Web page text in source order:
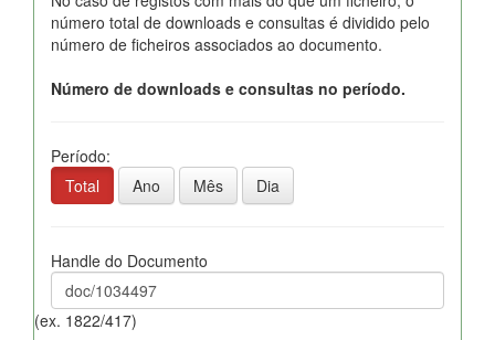
número total de downloads e consultas é dividido pelo
número de ficheiros associados ao documento.
Número de downloads e consultas no período.
Período:
Total
Ano Mês Dia
Handle do Documento
(ex. 1822/417)